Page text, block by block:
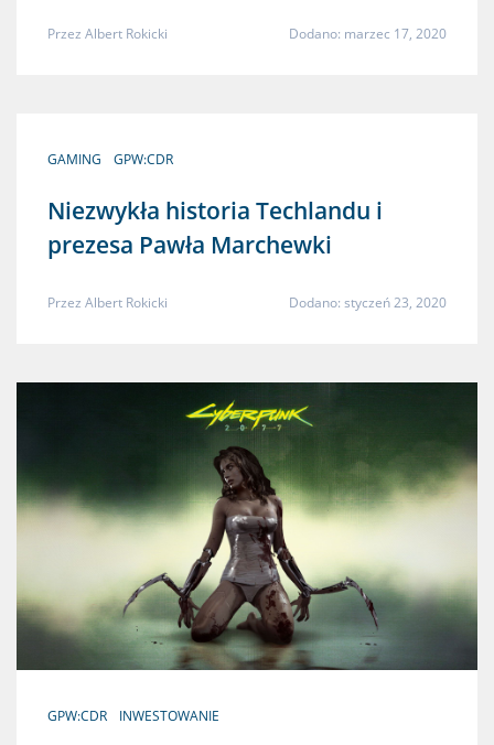
Przez Albert Rokicki Dodano: marzec 17, 2020
GAMING GPW:CDR
Niezwykła historia Techlandu i
prezesa Pawła Marchewki
Przez Albert Rokicki Dodano: styczeń 23, 2020
GPW:CDR INWESTOWANIE